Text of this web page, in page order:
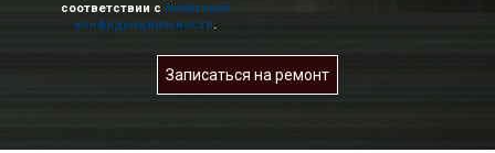
соответствии с политикой
конфиденциальности.
Записаться на ремонт